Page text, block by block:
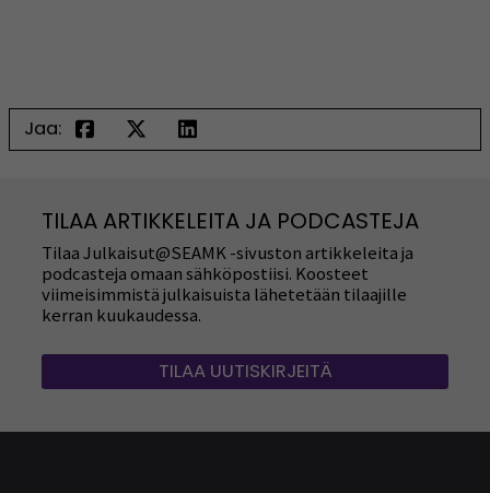
Jaa:
TILAA ARTIKKELEITA JA PODCASTEJA
Tilaa Julkaisut@SEAMK -sivuston artikkeleita ja
podcasteja omaan sähköpostiisi. Koosteet
viimeisimmistä julkaisuista lähetetään tilaajille
kerran kuukaudessa.
TILAA UUTISKIRJEITÄ